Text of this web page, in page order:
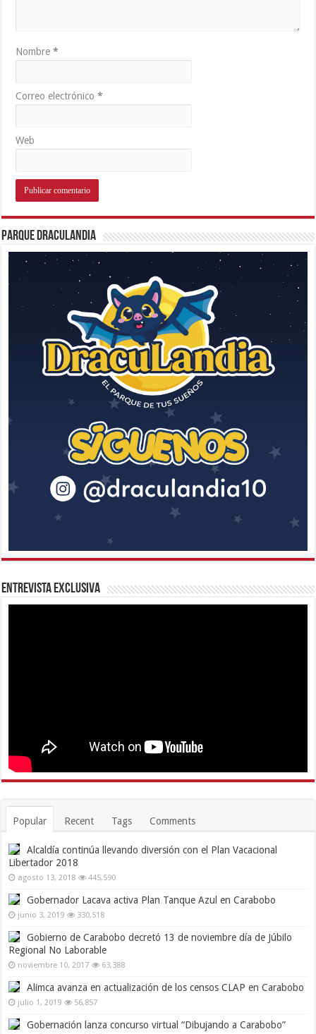
Nombre*
Correo electrónico*
Web
Parque Draculandia
Entrevista Exclusiva
Popular Recent Tags Comments
Alcaldía continúa llevando diversión con el Plan Vacacional
Libertador 2018
agosto 13, 2018 445,590
Gobernador Lacava activa Plan Tanque Azul en Carabobo
junio 3, 2019 330,518
Gobierno de Carabobo decretó 13 de noviembre día de Júbilo
Regional No Laborable
noviembre 10, 2017 63,388
Alimca avanza en actualización de los censos CLAP en Carabobo
julio 1, 2019 56,857
Gobernación lanza concurso virtual “Dibujando a Carabobo”